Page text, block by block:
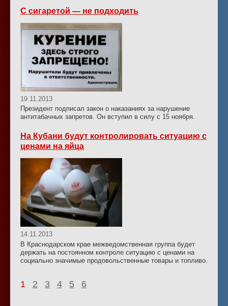
С сигаретой — не подходить
19.11.2013
Президент подписал закон о наказаниях за нарушение
антитабачных запретов. Он вступил в силу с 15 ноября.
На Кубани будут контролировать ситуацию с
ценами на яйца
14.11.2013
В Краснодарском крае межведомственная группа будет
держать на постоянном контроле ситуацию с ценами на
социально значимые продовольственные товары и топливо.
1 2 3 4 5 6